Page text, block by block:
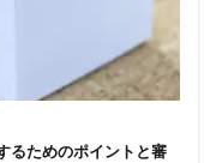
るためのポイントと審